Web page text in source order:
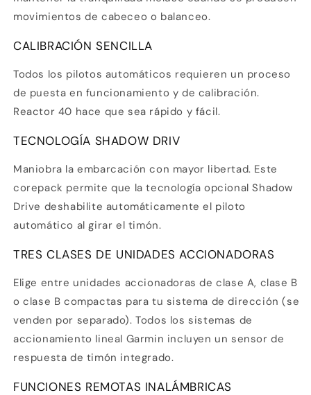
movimientos de cabeceo o balanceo.
CALIBRACIÓN SENCILLA
Todos los pilotos automáticos requieren un proceso
de puesta en funcionamiento y de calibración.
Reactor 40 hace que sea rápido y fácil.
TECNOLOGÍA SHADOW DRIV
Maniobra la embarcación con mayor libertad. Este
corepack permite que la tecnología opcional Shadow
Drive deshabilite automáticamente el piloto
automático al girar el timón.
TRES CLASES DE UNIDADES ACCIONADORAS
Elige entre unidades accionadoras de clase A, clase B
o clase B compactas para tu sistema de dirección (se
venden por separado). Todos los sistemas de
accionamiento lineal Garmin incluyen un sensor de
respuesta de timón integrado.
FUNCIONES REMOTAS INALÁMBRICAS
Compra ahora y paga a meses
1 Agrega tu producto al carrito yelige
pagar con Meses sin Tarjeta.
2 En tu cuenta de Mercado Pago,elige
la cantidad de mesesy confirma.
3 Paga mes a mes
débito u otros medios.
¿Tienes dudas? Consulta nuestraAyuda.